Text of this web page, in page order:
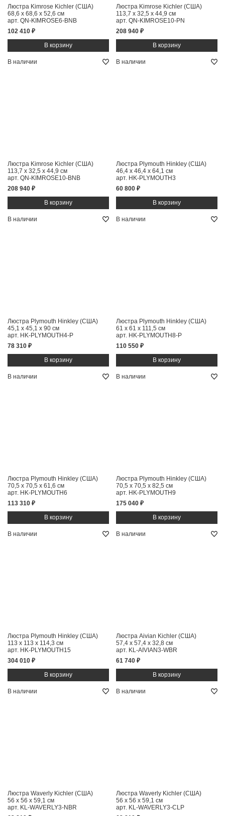
Люстра Kimrose Kichler (США)
68,6 x 68,6 x 52,6 см
арт. QN-KIMROSE6-BNB
102 410 ₽
Люстра Kimrose Kichler (США)
113,7 x 32,5 x 44,9 см
арт. QN-KIMROSE10-PN
208 940 ₽
В наличии
Люстра Kimrose Kichler (США)
113,7 x 32,5 x 44,9 см
арт. QN-KIMROSE10-BNB
208 940 ₽
В наличии
Люстра Plymouth Hinkley (США)
46,4 x 46,4 x 64,1 см
арт. HK-PLYMOUTH3
60 800 ₽
В наличии
Люстра Plymouth Hinkley (США)
45,1 x 45,1 x 90 см
арт. HK-PLYMOUTH4-P
78 310 ₽
В наличии
Люстра Plymouth Hinkley (США)
61 x 61 x 111,5 см
арт. HK-PLYMOUTH8-P
110 550 ₽
В наличии
Люстра Plymouth Hinkley (США)
70,5 x 70,5 x 61,6 см
арт. HK-PLYMOUTH6
113 310 ₽
В наличии
Люстра Plymouth Hinkley (США)
70,5 x 70,5 x 82,5 см
арт. HK-PLYMOUTH9
175 040 ₽
В наличии
Люстра Plymouth Hinkley (США)
113 x 113 x 114,3 см
арт. HK-PLYMOUTH15
304 010 ₽
В наличии
Люстра Aivian Kichler (США)
57,4 x 57,4 x 32,8 см
арт. KL-AIVIAN3-WBR
61 740 ₽
В наличии
Люстра Waverly Kichler (США)
56 x 56 x 59,1 см
арт. KL-WAVERLY3-NBR
В наличии
Люстра Waverly Kichler (США)
56 x 56 x 59,1 см
арт. KL-WAVERLY3-CLP